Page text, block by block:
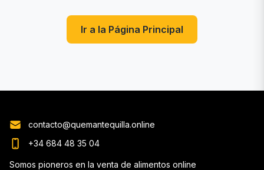
Ir a la Página Principal
contacto@quemantequilla.online
+34 684 48 35 04
Somos pioneros en la venta de alimentos online